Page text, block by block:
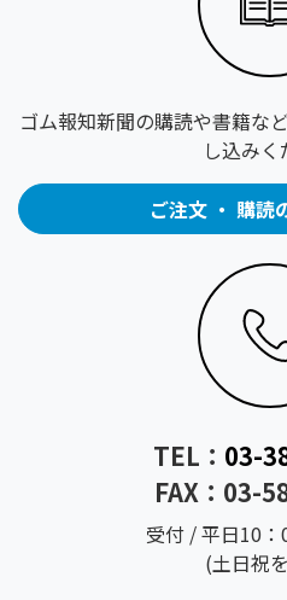
ゴム報知新聞の購読や書籍な
し込みく
ご注文 ・ 購読
TEL： 03-
FAX：03-
受付 / 平日10
(土日祝